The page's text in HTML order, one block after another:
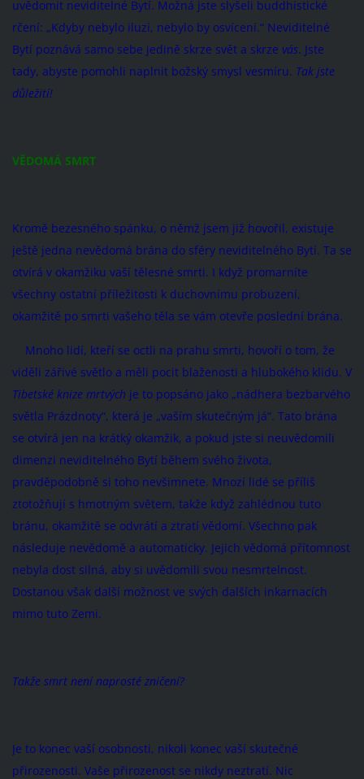
uvědomit neviditelné Bytí. Možná jste slyšeli buddhistické
rčení: „Kdyby nebylo iluzí, nebylo by osvícení.“ Neviditelné
Bytí poznává samo sebe jedině skrze svět a skrze vás. Jste
tady, abyste pomohli naplnit božský smysl vesmíru. Tak jste
důležití!
VĚDOMÁ SMRT
Kromě bezesného spánku, o němž jsem již hovořil, existuje
ještě jedna nevědomá brána do sféry neviditelného Bytí. Ta se
otvírá v okamžiku vaší tělesné smrti. I když promarníte
všechny ostatní příležitosti k duchovnímu probuzení,
okamžitě po smrti vašeho těla se vám otevře poslední brána.
Mnoho lidí, kteří se octli na prahu smrti, hovoří o tom, že
viděli zářivé světlo a měli pocit blaženosti a hlubokého klidu. V
Tibetské knize mrtvých je to popsáno jako „nádhera bezbarvého
světla Prázdnoty“, která je „vaším skutečným já“. Tato brána
se otvírá jen na krátký okamžik, a pokud jste si neuvědomili
dimenzi neviditelného Bytí během svého života,
pravděpodobně si toho nevšimnete. Mnozí lidé se příliš
ztotožňují s hmotným světem, takže když zahlédnou tuto
bránu, okamžitě se odvrátí a ztratí vědomí. Všechno pak
následuje nevědomě a automaticky. Jejich vědomá přítomnost
nebyla dost silná, aby si uvědomili svou nesmrtelnost.
Dostanou však další možnost ve svých dalších inkarnacích
mimo tuto Zemi.
Takže smrt není naprosté zničení?
Je to konec vaší osobnosti, nikoli konec vaší skutečné
přirozenosti. Vaše přirozenost se nikdy neztratí. Nic